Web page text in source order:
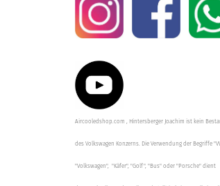
Aircooledshop.com , Hintersberger Joachim ist kein
des Volkswagen Konzerns. Die Verwendung der Begriffe
"Volkswagen", "Käfer", "Golf", "Bus" oder "Porsche" dient